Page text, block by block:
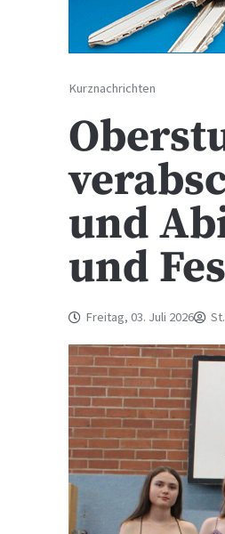
Kurznachrichten
und
und
Freitag, 03. Juli 2026